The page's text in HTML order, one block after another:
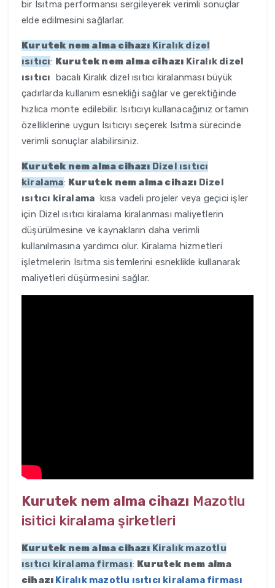
bir Isıtma performansı sergileyerek verimli sonuçlar
elde edilmesini sağlarlar.
Kurutek nem alma cihazı Kiralık dizel
ısıtıcı: Kurutek nem alma cihazı Kiralık dizel
ısıtıcı bacalı Kiralık dizel ısıtıcı kiralanması büyük
çadırlarda kullanım esnekliği sağlar ve gerektiğinde
hızlıca monte edilebilir. Isıtıcıyı kullanacağınız ortamın
özelliklerine uygun Isıtıcıyı seçerek Isıtma sürecinde
verimli sonuçlar alabilirsiniz.
Kurutek nem alma cihazı Dizel ısıtıcı
kiralama: Kurutek nem alma cihazı Dizel
ısıtıcı kiralama kısa vadeli projeler veya geçici işler
için Dizel ısıtıcı kiralama kiralanması maliyetlerin
düşürülmesine ve kaynakların daha verimli
kullanılmasına yardımcı olur. Kiralama hizmetleri
işletmelerin Isıtma sistemlerini esneklikle kullanarak
maliyetleri düşürmesini sağlar.
Kurutek nem alma cihazı Mazotlu
isitici kiralama şirketleri
Kurutek nem alma cihazı Kiralık mazotlu
ısıtıcı kiralama firması: Kurutek nem alma
cihazı Kiralık mazotlu ısıtıcı kiralama firması